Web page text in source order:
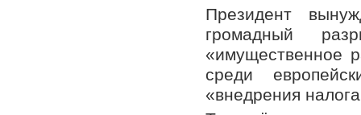
Президент
громадный
«имущественное
среди
«внедрения